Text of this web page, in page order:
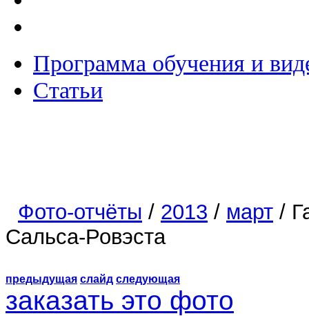
Программа обучения и
Статьи
Фото-отчёты / 2013 / март /
Сальса-Ровэста
предыдущая слайд следующая
заказать это фото